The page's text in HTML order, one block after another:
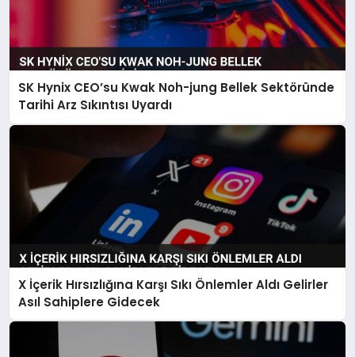
SK Hynix CEO’su Kwak Noh-jung Bellek Sektöründe
Tarihi Arz Sıkıntısı Uyardı
X İçerik Hırsızlığına Karşı Sıkı Önlemler Aldı Gelirler
Asıl Sahiplere Gidecek